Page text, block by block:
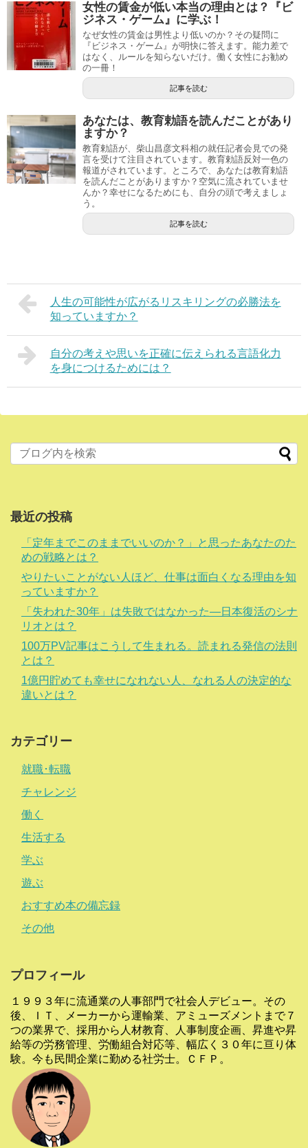
女性の賃金が低い本当の理由とは？『ビ
ジネス・ゲーム』に学ぶ！
なぜ女性の賃金は男性より低いのか？その疑問に
『ビジネス・ゲーム』が明快に答えます。能力差で
はなく、ルールを知らないだけ。働く女性にお勧め
の一冊！
記事を読む
あなたは、教育勅語を読んだことがあり
ますか？
教育勅語が、柴山昌彦文科相の就任記者会見での発
言を受けて注目されています。教育勅語反対一色の
報道がされています。ところで、あなたは教育勅語
を読んだことがありますか？空気に流されていませ
んか？幸せになるためにも、自分の頭で考えましょ
う。
記事を読む
人生の可能性が広がるリスキリングの必勝法を
知っていますか？
自分の考えや思いを正確に伝えられる言語化力
を身につけるためには？
最近の投稿
「定年までこのままでいいのか？」と思ったあなたのた
めの戦略とは？
やりたいことがない人ほど、仕事は面白くなる理由を知
っていますか？
「失われた30年」は失敗ではなかった―日本復活のシナ
リオとは？
100万PV記事はこうして生まれる。読まれる発信の法則
とは？
1億円貯めても幸せになれない人、なれる人の決定的な
違いとは？
カテゴリー
就職･転職
チャレンジ
働く
生活する
学ぶ
遊ぶ
おすすめ本の備忘録
その他
プロフィール
１９９３年に流通業の人事部門で社会人デビュー。その
後、ＩＴ、メーカーから運輸業、アミューズメントまで７
つの業界で、採用から人材教育、人事制度企画、昇進や昇
給等の労務管理、労働組合対応等、幅広く３０年に亘り体
験。今も民間企業に勤める社労士。ＣＦＰ。